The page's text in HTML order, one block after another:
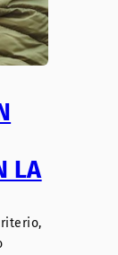
LA